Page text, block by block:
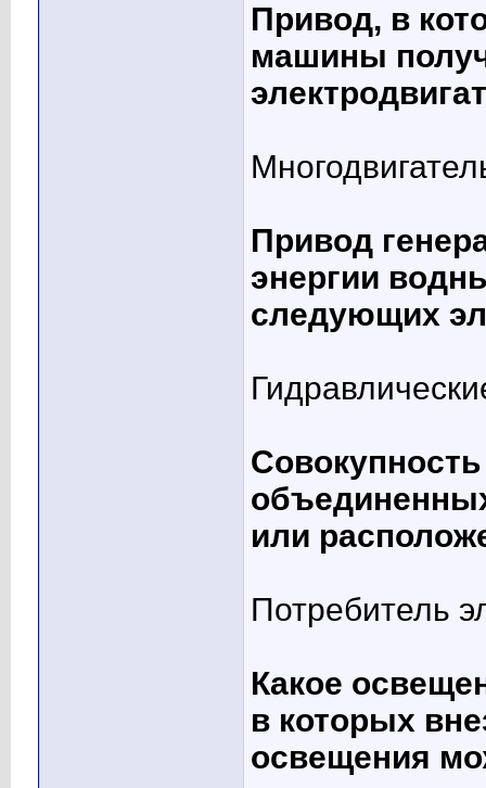
Привод, в
машины
Привод
энергии
следующих
или
Потребитель
Какое
в которых
освещения